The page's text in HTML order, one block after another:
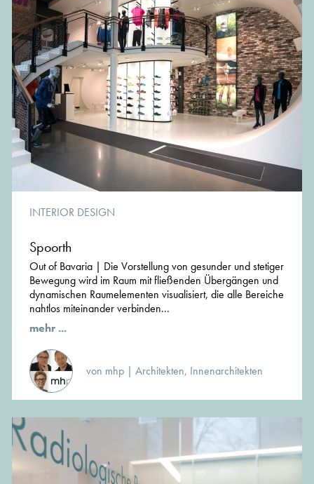
INTERIOR DESIGN
Spoorth
Out of Bavaria | Die Vorstellung von gesunder und stetiger
Bewegung wird im Raum mit fließenden Übergängen und
dynamischen Raumelementen visualisiert, die alle Bereiche
nahtlos miteinander verbinden...
mehr ...
von mhp | Architekten, Innenarchitekten